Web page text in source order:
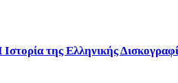
της Ελληνικής